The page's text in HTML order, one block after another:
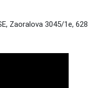
Zaoralova 3045/1e, 628